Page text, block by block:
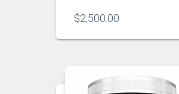
$2,500.00